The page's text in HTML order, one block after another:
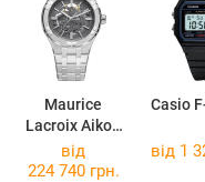
Maurice
Lacroix Aikon
Automatic
Skeleton
Casio
від
224 740 грн.
від 1